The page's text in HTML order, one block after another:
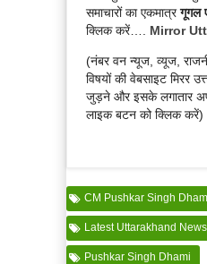
समाचारों का एकमात्रगूगल
क्लिक करें…. Mirror
(नंबर वन न्यूज, व्यूज,
विषयों की वेबसाइट मिरर
जुड़ने और इसके लगातार
लाइक बटन को क्लिक करें)
CM Pushkar Singh
Latest Uttarakhand News
Pushkar Singh Dhami